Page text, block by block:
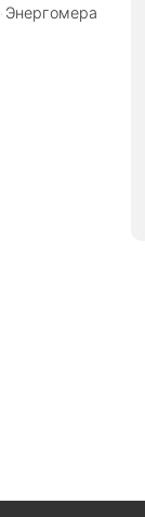
Энергомера